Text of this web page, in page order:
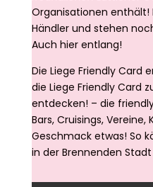
Organisationen enthält!
Händler und stehen
Auch hier entlang!
Die Liege Friendly Card
die Liege Friendly Card
entdecken! – die
Bars, Cruisings,
Geschmack etwas! So
in der Brennenden